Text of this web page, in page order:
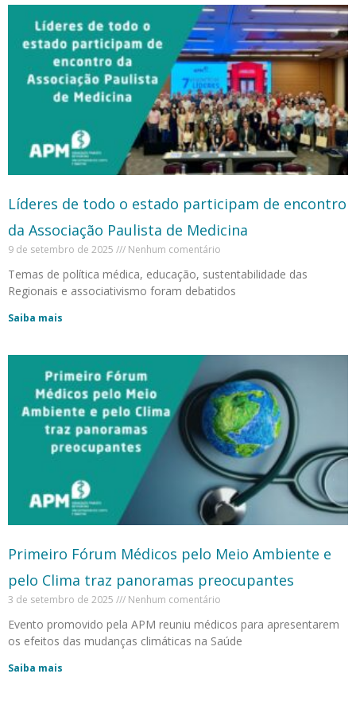
Líderes de todo o estado participam de encontro
da Associação Paulista de Medicina
9 de setembro de 2025 Nenhum comentário
Temas de política médica, educação, sustentabilidade das
Regionais e associativismo foram debatidos
Saiba mais
Primeiro Fórum Médicos pelo Meio Ambiente e
pelo Clima traz panoramas preocupantes
3 de setembro de 2025 Nenhum comentário
Evento promovido pela APM reuniu médicos para apresentarem
os efeitos das mudanças climáticas na Saúde
Saiba mais